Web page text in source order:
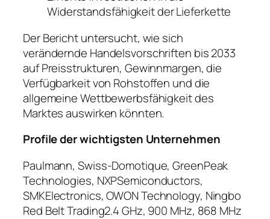
Widerstandsfähigkeit der Lieferkette
Der Bericht untersucht, wie sich
verändernde Handelsvorschriften bis 2033
auf Preisstrukturen, Gewinnmargen, die
Verfügbarkeit von Rohstoffen und die
allgemeine Wettbewerbsfähigkeit des
Marktes auswirken könnten.
Profile der wichtigsten Unternehmen
Paulmann, Swiss-Domotique, GreenPeak
Technologies, NXPSemiconductors,
SMKElectronics, OWON Technology, Ningbo
Red Belt Trading2.4 GHz, 900 MHz, 868 MHz